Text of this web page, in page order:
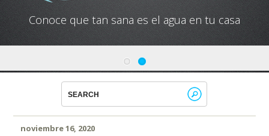
Conoce que tan sana es el agua en tu casa
noviembre 16, 2020